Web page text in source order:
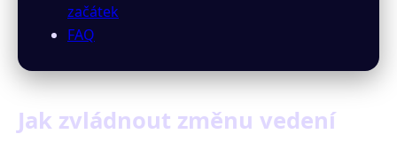
začátek
FAQ
Jak zvládnout změnu vedení